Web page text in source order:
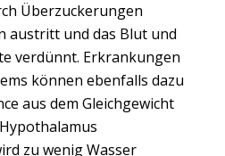
Überzuckerungen
austritt und das Blut und
verdünnt. Erkrankungen
können ebenfalls dazu
aus dem Gleichgewicht
zu wenig Wasser